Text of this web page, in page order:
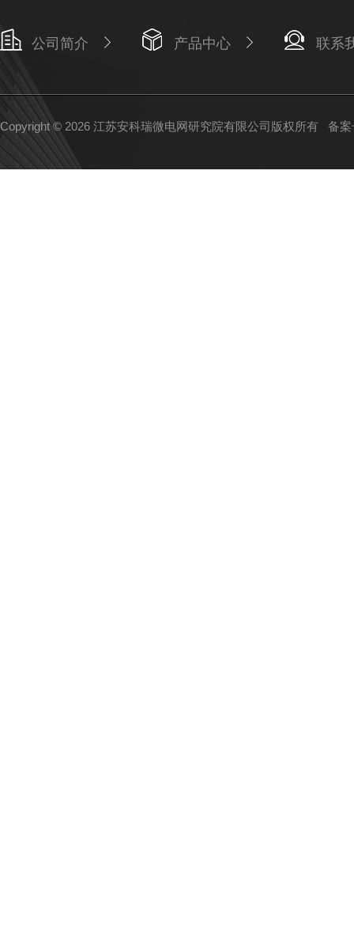
公司简介 产品中心 联系
Copyright © 2026 江苏安科瑞微电网研究院有限公司版权所有 备案